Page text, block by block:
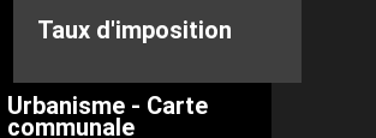
Taux d'imposition
Urbanisme - Carte
communale